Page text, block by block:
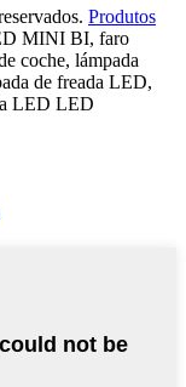
Produtos
MINI BI, faro
coche, lámpada
de freada LED,
LED LED